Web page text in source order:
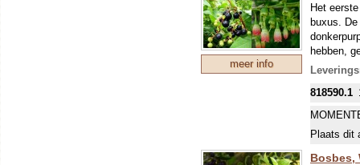
meer info
Het
buxus.
hebben,
818590.1
Plaats dit
Bosbes,